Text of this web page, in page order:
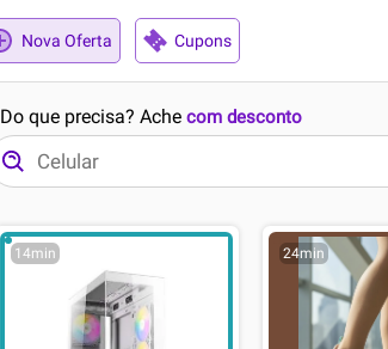
Nova Oferta Cupons
Do que precisa? Ache com desconto
14min 24min